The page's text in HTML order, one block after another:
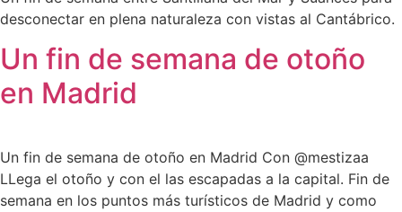
desconectar en plena naturaleza con vistas al Cantábrico.
Un fin de semana de otoño
en Madrid
Un fin de semana de otoño en Madrid Con @mestizaa
LLega el otoño y con el las escapadas a la capital. Fin de
semana en los puntos más turísticos de Madrid y como